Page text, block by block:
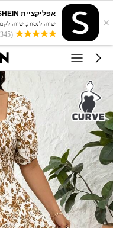
×
אפליקציית SHEIN - מוכן, הכן, סטייל!
שווה לנסות, שווה
(1,345)